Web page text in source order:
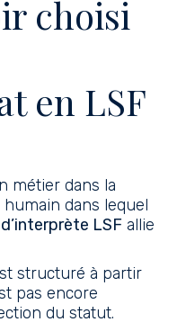
choisi
en LSF
métier dans la
dans lequel
LSF allie
structuré à partir
pas encore
du statut.